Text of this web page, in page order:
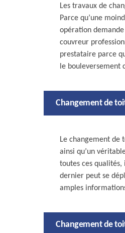
Les travaux de
Parce qu’une
opération
couvreur
prestataire parce
le bouleversement
Changement de
Le changement de
ainsi qu’un
toutes ces qualités,
dernier peut se
amples
Changement de